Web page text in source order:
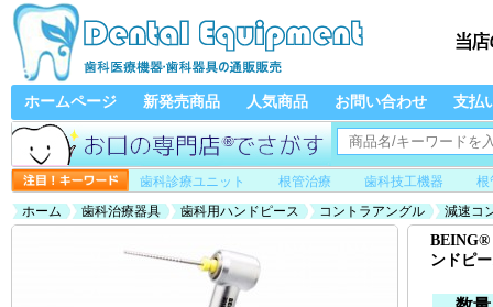
ホームページ 新発売商品 人気商品 お問い合わせ 支払
歯科診療ユニット 根管治療 歯科技工機器
根
ホーム
歯科治療器具 歯科用ハンドピース コントラアングル 減速コ
BEING®
ンドピ